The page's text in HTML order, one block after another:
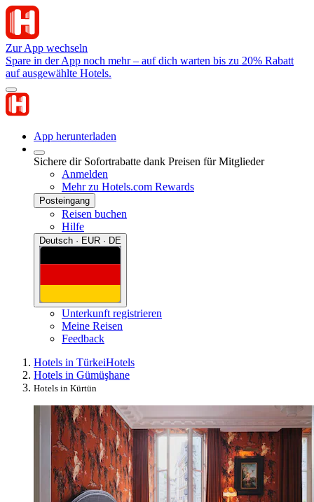
Zur App wechseln
Spare in der App noch mehr – auf dich warten bis zu 20% Rabatt
auf ausgewählte Hotels.
App herunterladen
Sichere dir Sofortrabatte dank Preisen für Mitglieder
Anmelden
Mehr zu Hotels.com Rewards
Posteingang
Reisen buchen
Hilfe
Deutsch · EUR · DE
Unterkunft registrieren
Meine Reisen
Feedback
Hotels in TürkeiHotels
Hotels in Gümüşhane
Hotels in Kürtün